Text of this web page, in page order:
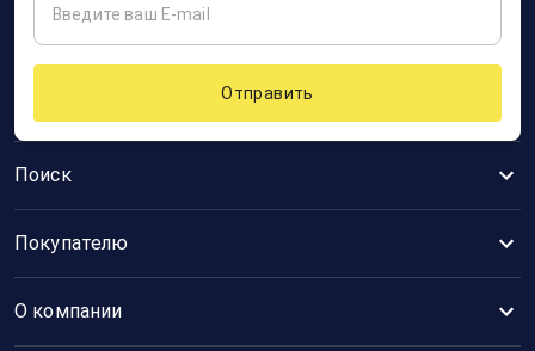
Поиск
Покупателю
О компании
Отправить